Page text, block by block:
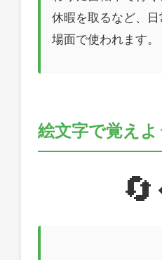
休暇を取るなど、
場面で使われます。
絵文字で覚えよ